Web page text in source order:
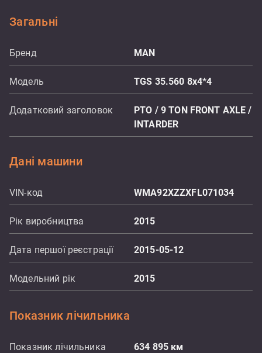
Загальні
Бренд MAN
Модель TGS 35.560 8x4*4
Додатковий заголовок
PTO / 9 TON FRONT AXLE /
INTARDER
Дані машини
VIN-код WMA92XZZXFL071034
Рік виробництва 2015
Дата першої реєстрації 2015-05-12
Модельний рік 2015
Показник лічильника
Показник лічильника 634 895 км